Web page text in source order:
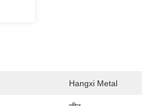
Hangxi Metal